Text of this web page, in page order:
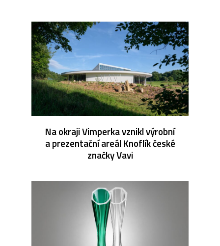
Na okraji Vimperka vznikl výrobní
a prezentační areál Knoflík české
značky Vavi